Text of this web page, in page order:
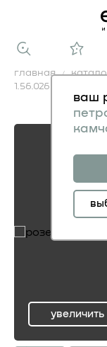
ваш
главная
1.56.026
увеличить